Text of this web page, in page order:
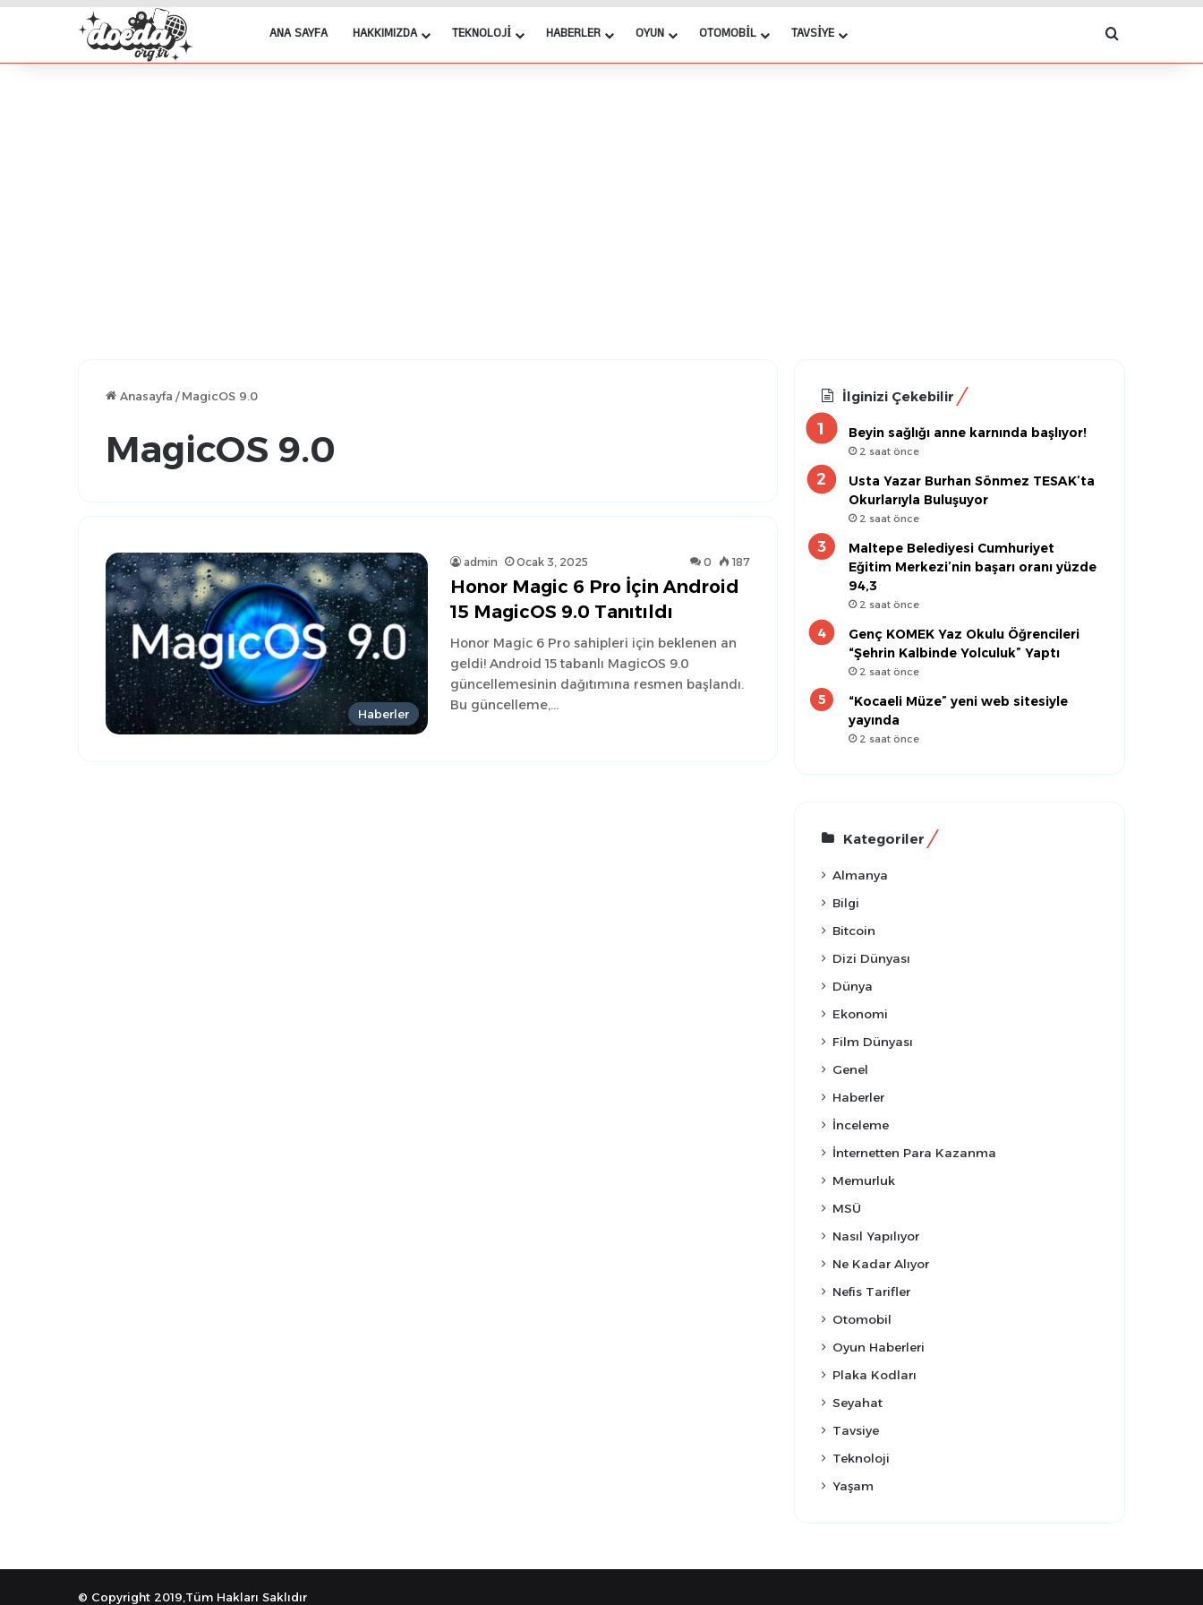
ANA SAYFA HAKKIMIZDA TEKNOLOJI HABERLER OYUN OTOMOBIL TAVSIYE Arama yap
Anasayfa / MagicOS 9.0
MagicOS 9.0
Haberler
admin Ocak 3, 2025 0 187
Honor Magic 6 Pro İçin Android
15 MagicOS 9.0 Tanıtıldı
Honor Magic 6 Pro sahipleri için beklenen an
geldi! Android 15 tabanlı MagicOS 9.0
güncellemesinin dağıtımına resmen başlandı.
Bu güncelleme,…
İlginizi Çekebilir
Beyin sağlığı anne karnında başlıyor!
2 saat önce
Usta Yazar Burhan Sönmez TESAK’ta
Okurlarıyla Buluşuyor
2 saat önce
Maltepe Belediyesi Cumhuriyet
Eğitim Merkezi’nin başarı oranı yüzde
94,3
2 saat önce
Genç KOMEK Yaz Okulu Öğrencileri
“Şehrin Kalbinde Yolculuk” Yaptı
2 saat önce
“Kocaeli Müze” yeni web sitesiyle
yayında
2 saat önce
Kategoriler
Almanya
Bilgi
Bitcoin
Dizi Dünyası
Dünya
Ekonomi
Film Dünyası
Genel
Haberler
İnceleme
İnternetten Para Kazanma
Memurluk
MSÜ
Nasıl Yapılıyor
Ne Kadar Alıyor
Nefis Tarifler
Otomobil
Oyun Haberleri
Plaka Kodları
Seyahat
Tavsiye
Teknoloji
Yaşam
© Copyright 2019,Tüm Hakları Saklıdır